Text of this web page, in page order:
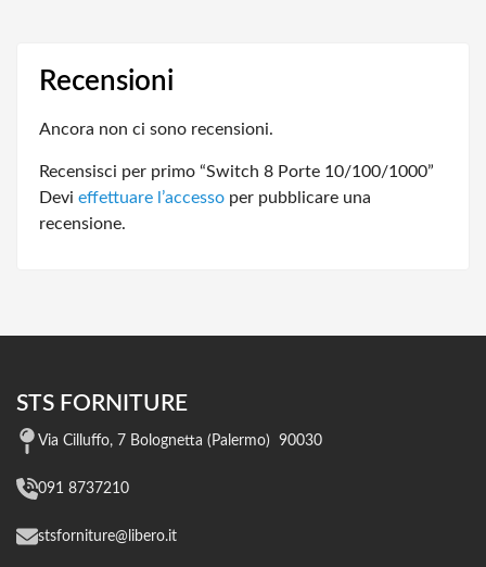
Recensioni
Ancora non ci sono recensioni.
Recensisci per primo “Switch 8 Porte 10/100/1000”
Devi effettuare l’accesso per pubblicare una
recensione.
STS FORNITURE
Via Cilluffo, 7 Bolognetta (Palermo) 90030
091 8737210
stsforniture@libero.it